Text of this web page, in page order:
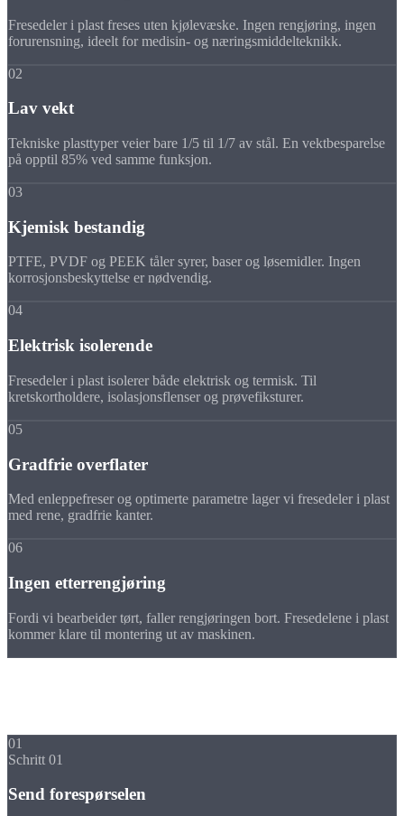
Fresedeler i plast freses uten kjølevæske. Ingen rengjøring, ingen
forurensning, ideelt for medisin- og næringsmiddelteknikk.
02
Lav vekt
Tekniske plasttyper veier bare 1/5 til 1/7 av stål. En vektbesparelse
på opptil 85% ved samme funksjon.
03
Kjemisk bestandig
PTFE, PVDF og PEEK tåler syrer, baser og løsemidler. Ingen
korrosjonsbeskyttelse er nødvendig.
04
Elektrisk isolerende
Fresedeler i plast isolerer både elektrisk og termisk. Til
kretskortholdere, isolasjonsflenser og prøvefiksturer.
05
Gradfrie overflater
Med enleppefreser og optimerte parametre lager vi fresedeler i plast
med rene, gradfrie kanter.
06
Ingen etterrengjøring
Fordi vi bearbeider tørt, faller rengjøringen bort. Fresedelene i plast
kommer klare til montering ut av maskinen.
01
Schritt 01
Send forespørselen